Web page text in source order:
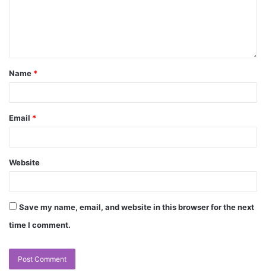
Name *
Email *
Website
Save my name, email, and website in this browser for the next
time I comment.